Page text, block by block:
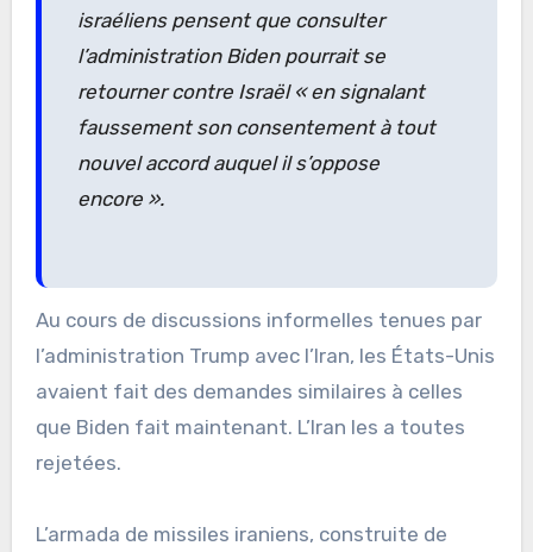
israéliens pensent que consulter
l’administration Biden pourrait se
retourner contre Israël « en signalant
faussement son consentement à tout
nouvel accord auquel il s’oppose
encore ».
Au cours de discussions informelles tenues par
l’administration Trump avec l’Iran, les États-Unis
avaient fait des demandes similaires à celles
que Biden fait maintenant. L’Iran les a toutes
rejetées.
L’armada de missiles iraniens, construite de